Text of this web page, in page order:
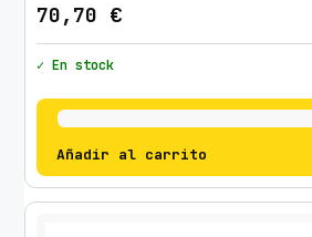
70,70 €
✓ En stock
Añadir al carrito